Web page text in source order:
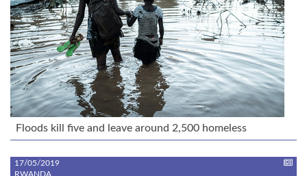
Floods kill five and leave around 2,500 homeless
17/05/2019
RWANDA